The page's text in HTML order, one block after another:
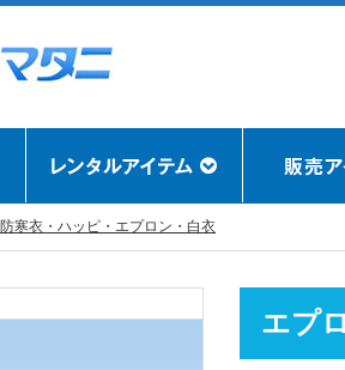
防寒衣・ハッピ・エプロン・白衣
エプ